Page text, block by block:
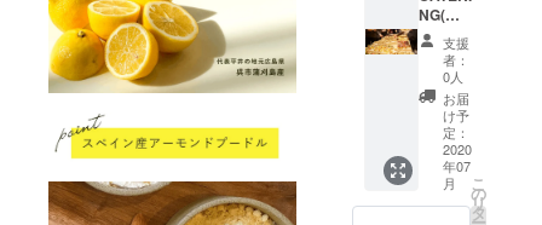
せん） *
スタッ
フの交
通費は
弊社負
担です *
メール
にてご
希望・
ご要望
を伺い
名様分
(お一人
様4～5
品程
度)、15
名様分
(お一人
様8～10
品程度)
のご用
意とな
ケータ
リング
にお伺
いしま
す *基本
的には
東京都
内にお
届けし
ていま
す *デ
NG(フ
ォル・
ケータ
リング)
【50~1
00名様
規模】 *
有効期
限は
2021年
3月末で
支援
者：
0人
お届
け予
定：
2020
年07
月
こ
の
リ
タ